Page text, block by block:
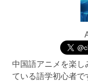
中国語アニメを楽
ている語学初心者